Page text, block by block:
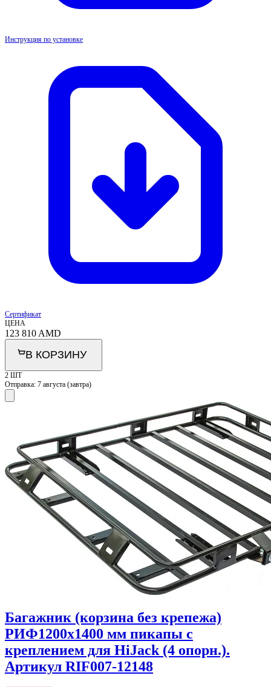
Инструкция по установке
Сертификат
ЦЕНА
123 810 AMD
В КОРЗИНУ
2 ШТ
Отправка: 7 августа (завтра)
Багажник (корзина без крепежа)
РИФ1200x1400 мм пикапы с
креплением для HiJack (4 опорн.).
Артикул RIF007-12148